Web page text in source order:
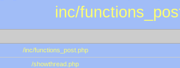
inc/
/inc/functions_post.php
/showthread.php